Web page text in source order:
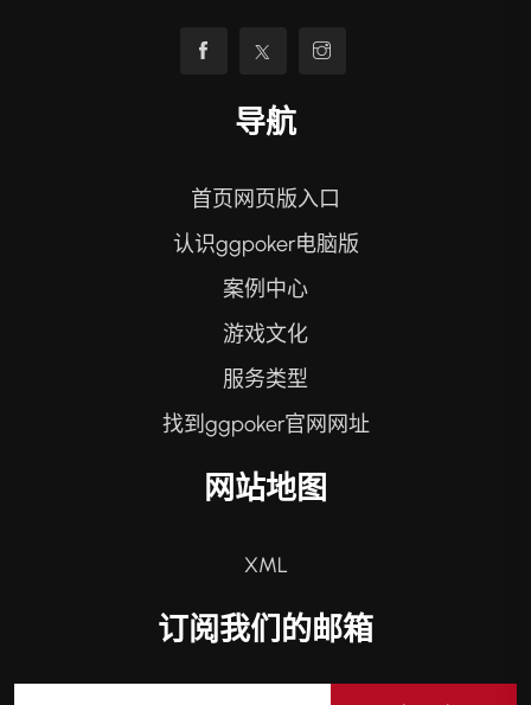
导航
首页网页版入口
认识ggpoker电脑版
案例中心
游戏文化
服务类型
找到ggpoker官网网址
网站地图
XML
订阅我们的邮箱